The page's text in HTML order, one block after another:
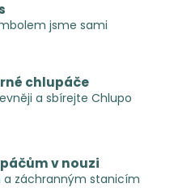
jsme sami
chlupáče
a sbírejte Chlupo
v nouzi
a záchranným stanicím